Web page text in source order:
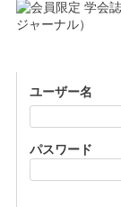
ユーザー名
パスワード